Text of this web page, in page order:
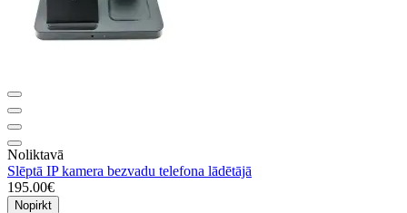
Noliktavā
Slēptā IP kamera bezvadu telefona lādētājā
195.00€
Nopirkt